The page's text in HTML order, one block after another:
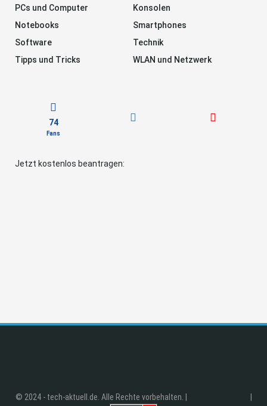
PCs und Computer
Konsolen
Notebooks
Smartphones
Software
Technik
Tipps und Tricks
WLAN und Netzwerk
74
Fans
Jetzt kostenlos beantragen:
© 2024 - tech-aktuell.de. Alle Rechte vorbehalten. |